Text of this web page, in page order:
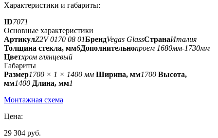
Характеристики и габариты:
ID7071
Основные характеристики
АртикулZ2V 0170 08 01БрендVegas GlassСтранаИталия
Толщина стекла, мм6Дополнительнопроем 1680мм-1730мм
Цветхром глянцевый
Габариты
Размер1700 × 1 × 1400 мм Ширина, мм1700 Высота,
мм1400 Длина, мм1
Монтажная схема
Цена:
29 304 руб.